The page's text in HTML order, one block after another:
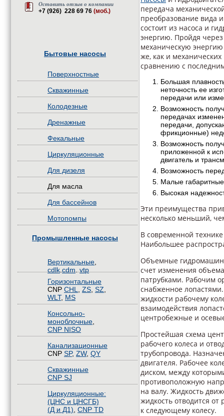
Оставить отзыв о компании
+7 (926) 228 69 76 (моб.)
Бытовые насосы
Поверхностные
Скважинные
Колодезные
Дренажные
Фекальные
Циркуляционные
Для дизеля
Для масла
Для бассейнов
Мотопомпы
Промышленные насосы
Вертикальные
cdlk cdm vtp
Горизонтальные
CNP CHL ZS SZ
WLT, MS
Консольно-
моноблочные
CNP NISO
Канализационные
CNP SP, ZW, QY
Скважинные
CNP SJ
Циркуляционные:
(ЦНС и ЦНСГБ)
(Д и Д1) CNP TD
передача
преобразование вида
состоит из насоса и
энергию. Пройдя через
механическую
же, как и
сравнению с
Большая
неточность ее
передачи или
Возможность
передачах
передачи,
фрикционные)
Возможность
приложенной к
двигатель и
Возможность
Малые
Высокая
Эти преимущества
несколько меньший,
В современной
Наибольшее
Объемные
счет изменения
патрубками. Рабочим
снабженное
жидкости рабочему
взаимодействия
центробежные и
Простейшая схема
рабочего колеса и
трубопровода.
двигателя. Рабочее
диском, между
противоположную
на валу. Жидкость
жидкость отводится от
к следующему колесу.